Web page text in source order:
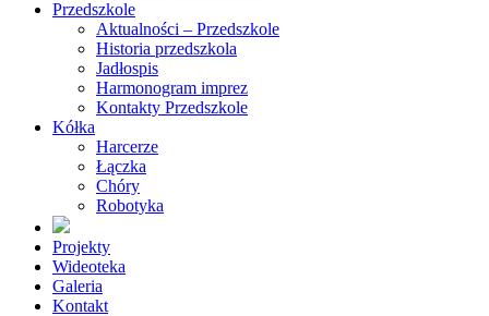
Przedszkole
Aktualności – Przedszkole
Historia przedszkola
Jadłospis
Harmonogram imprez
Kontakty Przedszkole
Kółka
Harcerze
Łączka
Chóry
Robotyka
Projekty
Wideoteka
Galeria
Kontakt